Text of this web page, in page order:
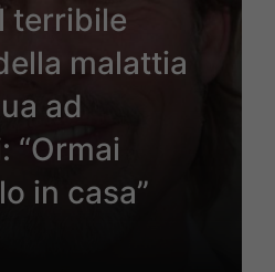
terribile
malattia
ad
“Ormai
in casa”